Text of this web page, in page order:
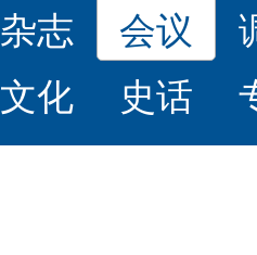
杂志 会议
文化
史话